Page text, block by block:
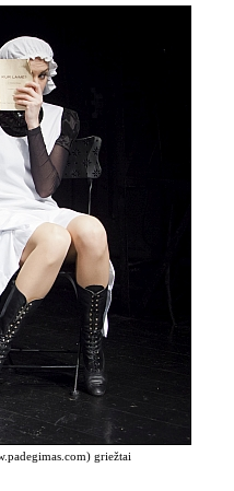
griežtai